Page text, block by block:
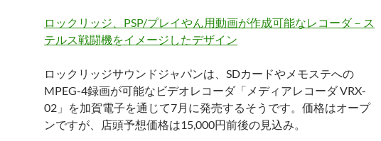
ロックリッジ、PSP/プレイやん用動画が作成可能なレコーダ－ス
テルス戦闘機をイメージしたデザイン
ロックリッジサウンドジャパンは、SDカードやメモステへの
MPEG-4録画が可能なビデオレコーダ「メディアレコーダ VRX-
02」を加賀電子を通じて7月に発売するそうです。価格はオープ
ンですが、店頭予想価格は15,000円前後の見込み。